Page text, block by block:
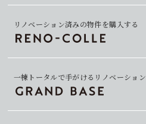
リノベーション済みの物件を購入する
一棟トータルで手がけるリノベーション